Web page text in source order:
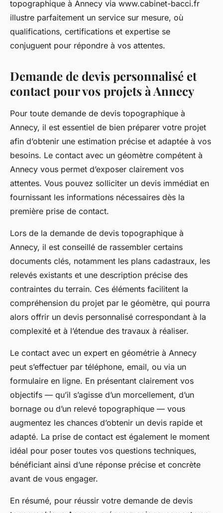
topographique à Annecy via www.cabinet-bacci.fr
illustre parfaitement un service sur mesure, où
qualifications, certifications et expertise se
conjuguent pour répondre à vos attentes.
Demande de devis personnalisé et
contact pour vos projets à Annecy
Pour toute demande de devis topographique à
Annecy, il est essentiel de bien préparer votre projet
afin d’obtenir une estimation précise et adaptée à vos
besoins. Le contact avec un géomètre compétent à
Annecy vous permet d’exposer clairement vos
attentes. Vous pouvez solliciter un devis immédiat en
fournissant les informations nécessaires dès la
première prise de contact.
Lors de la demande de devis topographique à
Annecy, il est conseillé de rassembler certains
documents clés, notamment les plans cadastraux, les
relevés existants et une description précise des
contraintes du terrain. Ces éléments facilitent la
compréhension du projet par le géomètre, qui pourra
alors offrir un devis personnalisé correspondant à la
complexité et à l’étendue des travaux à réaliser.
Le contact avec un expert en géométrie à Annecy
peut s’effectuer par téléphone, email, ou via un
formulaire en ligne. En présentant clairement vos
objectifs — qu’il s’agisse d’un morcellement, d’un
bornage ou d’un relevé topographique — vous
augmentez les chances d’obtenir un devis rapide et
adapté. La prise de contact est également le moment
idéal pour poser toutes vos questions techniques,
bénéficiant ainsi d’une réponse précise et concrète
avant de vous engager.
En résumé, pour réussir votre demande de devis